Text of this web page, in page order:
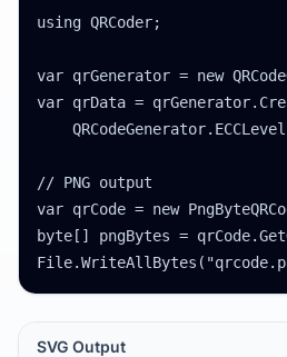
using QRCoder;
var qrGenerator = new
var qrData =
// PNG output
var qrCode = new
byte[] pngBytes =
SVG Output